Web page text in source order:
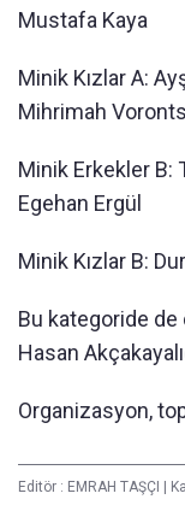
Mustafa Kaya
Minik Kızlar A:
Mihrimah
Minik Erkekler B:
Egehan Ergül
Minik Kızlar B:
Bu kategoride de
Hasan
Organizasyon,
Editör : EMRAH TAŞÇI |